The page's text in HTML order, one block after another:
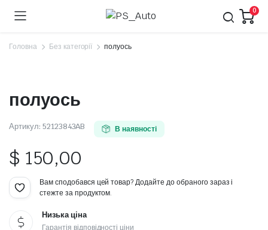
0
Головна Без категорії полуось
полуось
Артикул: 52123843AB В наявності
$ 150,00
Вам сподобався цей товар? Додайте до обраного зараз і
стежте за продуктом.
Низька ціна
Гарантія відповідності ціни